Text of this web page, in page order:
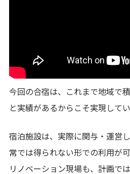
今回の合宿は、これまで地域で
と実績があるからこそ実現してい
宿泊施設は、実際に関与・運営
常では得られない形での利用が
リノベーション現場も、計画で